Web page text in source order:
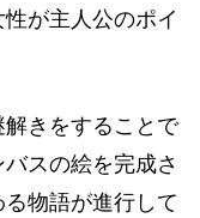
が主人公のポイ
きをすることで
スの絵を完成さ
物語が進行して